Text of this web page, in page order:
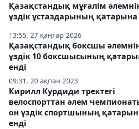
13:55, 27 қаңтар 2026
Қазақстандық мұғалім
үздік ұстаздарының қатарына
09:31, 20 ақпан 2023
Қазақстандық боксшы
үздік 10 боксшысының
енді
Кирилл Курдиди тректегі
велоспорттан әлем
он үздік спортшының
енді